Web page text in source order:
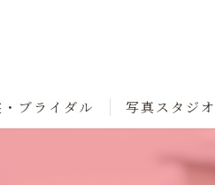
ブライダル 写真スタジオ